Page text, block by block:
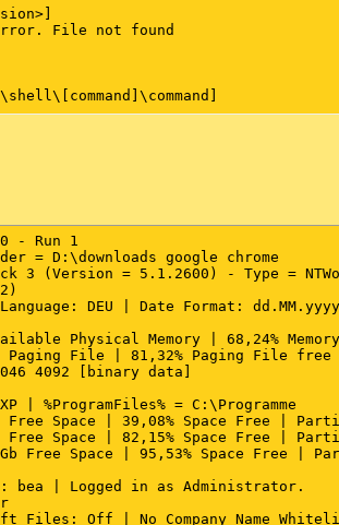
error. File not found
%1 (Microsoft Corporation)
/p %1 (Microsoft Corporation)
%l
(Microsoft Corporation)
/idlist,%I,%L (Microsoft Corporation)
/e,/idlist,%I,%L (Microsoft
Center]
- Run 1
= D:\downloads google chrome
3 (Version = 5.1.2600) - Type =
DEU | Date Format: dd.MM.yyyy
Physical Memory | 68,24%
File | 81,32% Paging File free
4092 [binary data]
| %ProgramFiles% = C:\Programme
Space | 39,08% Space Free |
Space | 82,15% Space Free |
Free Space | 95,53% Space Free |
bea | Logged in as Administrator.
Files: Off | No Company Name